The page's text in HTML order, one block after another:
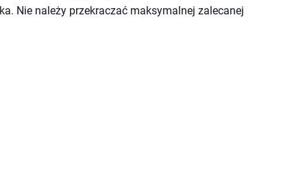
Nie należy przekraczać maksymalnej zalecanej